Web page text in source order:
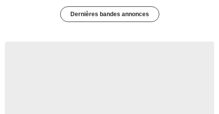
Dernières bandes annonces